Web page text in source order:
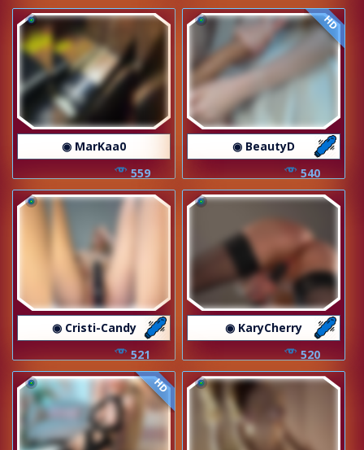
◉ MarKaa0
559
HD
◉ BeautyD
540
◉ Cristi-Candy
521
◉ KaryCherry
520
HD